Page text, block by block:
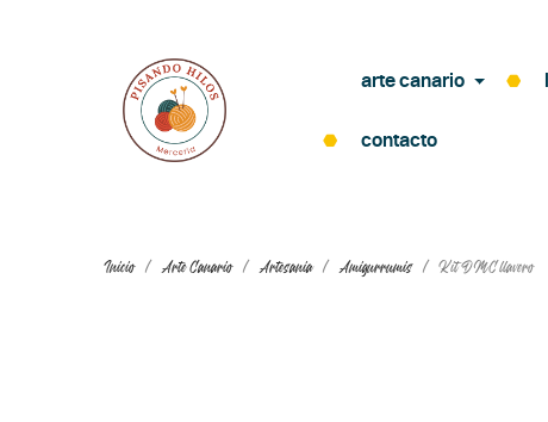
arte canario
contacto
Inicio Arte Canario Artesania Amigurrumis Kit DMC llavero